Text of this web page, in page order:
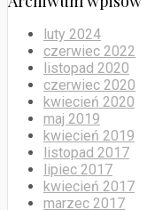
luty 2024
czerwiec 2022
listopad 2020
czerwiec 2020
kwiecień 2020
maj 2019
kwiecień 2019
listopad 2017
lipiec 2017
kwiecień 2017
marzec 2017